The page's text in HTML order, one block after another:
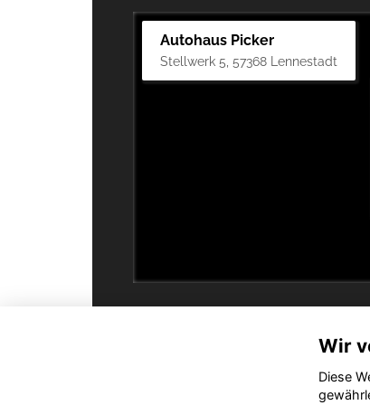
Autohaus Picker
Stellwerk 5, 57368 Lennestadt
Wir
Diese